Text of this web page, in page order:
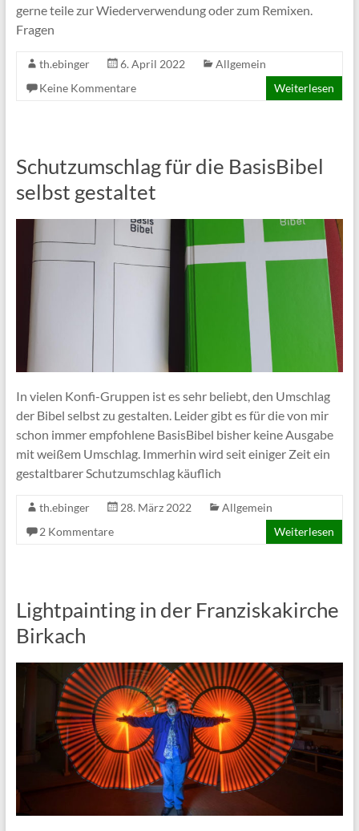
gerne teile zur Wiederverwendung oder zum Remixen.
Fragen
th.ebinger 6. April 2022
Allgemein
Keine Kommentare
Weiterlesen
Schutzumschlag für die BasisBibel
selbst gestaltet
In vielen Konfi-Gruppen ist es sehr beliebt, den Umschlag
der Bibel selbst zu gestalten. Leider gibt es für die von mir
schon immer empfohlene BasisBibel bisher keine Ausgabe
mit weißem Umschlag. Immerhin wird seit einiger Zeit ein
gestaltbarer Schutzumschlag käuflich
th.ebinger 28. März 2022
Allgemein
2 Kommentare
Weiterlesen
Lightpainting in der Franziskakirche
Birkach